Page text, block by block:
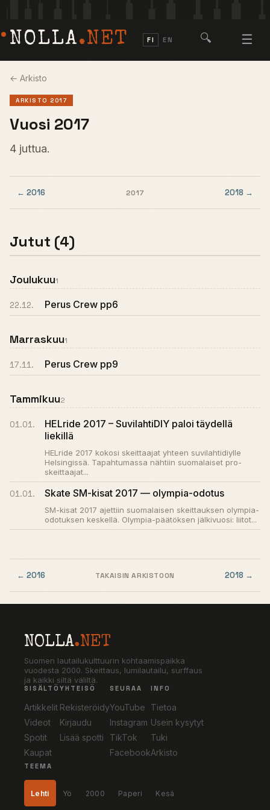
NOLLA.NET FI EN 🔍 ☰
← Arkisto
ARKISTO 2017
Vuosi 2017
4 juttua.
← 2016 2017 2018 →
Jutut (4)
Joulukuu1
22.12. Perus Crew pp6
Marraskuu1
17.11. Perus Crew pp9
Tammikuu2
01.01.
HELride 2017 – SuvilahtiDIY paloi täydellä
liekillä
HELride 2017 kokosi skeittaajat yhteen suvilahtidiylle
Helsingissä. Tapahtumassa nähtiin suomalaiset pro-
skeittaajat...
01.01. Skate SM-kisat 2017 — olympia-odotus
SM-kisat 2017 ajettiin suomalaisen skeittauksen olympia-
odotuksen keskellä. Olympia-päätöksen jälkivuosi: liitot...
← 2016 TAKAISIN ARKISTOON 2018 →
NOLLA.NET
Suomen lautailukulttuurin kohtaamispaikka
vuodesta 2000. Skeittaus, lumilautailu, surffaus
ja kaikki siltä väliltä.
SISÄLTÖ
Artikkelit
Videot
Spotit
Kaupat
YHTEISÖ
Rekisteröidy
Kirjaudu
Lisää spotti
SEURAA
YouTube
Instagram
TikTok
Facebook
INFO
Tietoa
Usein kysytyt
Tuki
Arkisto
TEEMA
Lehti Yö 2000 Paperi Kesä